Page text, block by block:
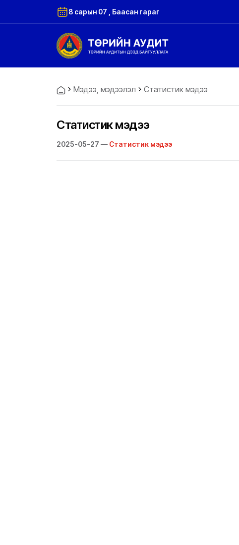
8 сарын 07 , Баасан гараг
Мэдээ, мэдээлэл Статистик мэдээ
Статистик мэдээ
2025-05-27 — Статистик мэдээ